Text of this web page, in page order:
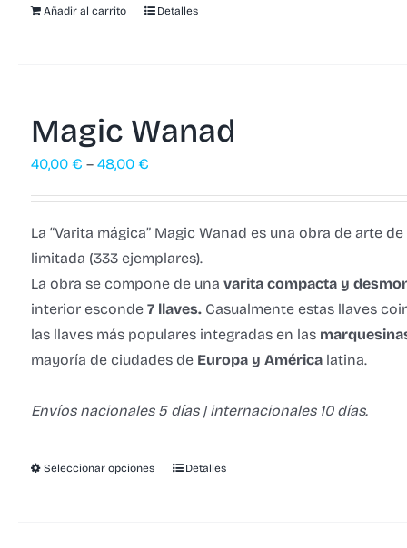
Añadir al carrito Detalles
Magic Wanad
40,00 € – 48,00 €
La “Varita mágica” Magic Wanad es una obra de arte
limitada (333 ejemplares).
La obra se compone de una varita compacta y
interior esconde 7 llaves. Casualmente estas llaves
las llaves más populares integradas en las
mayoría de ciudades de Europa y América latina.
Envíos nacionales 5 días | internacionales 10 días.
Seleccionar opciones Detalles